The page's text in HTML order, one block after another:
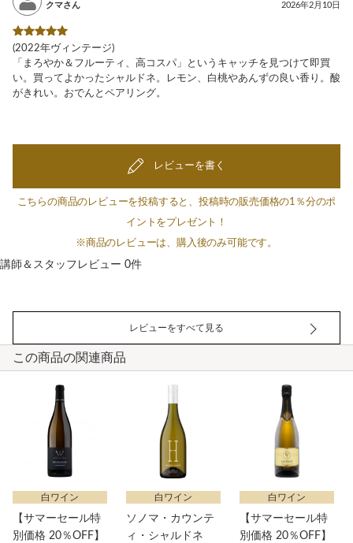
クマさん 2026年2月10日
(2022年ヴィンテージ)
「まろやか＆フルーティ、高コスパ」というキャッチを見つけて即買
い。買ってよかったシャルドネ。レモン、白桃やあんずの良い香り。酸
がきれい。おでんとペアリング。
レビューを書く
こちらの商品のレビューを投稿すると、投稿時の販売価格の1％分のポ
イントをプレゼント！
※商品のレビューは、購入後のみ可能です。
講師＆スタッフレビュー 0件
レビューをすべて見る
この商品の関連商品
白ワイン
【サマーセール特
別価格 20％OFF】
白ワイン
ソノマ・カウンテ
ィ・シャルドネ
白ワイン
【サマーセール特
別価格 20％OFF】